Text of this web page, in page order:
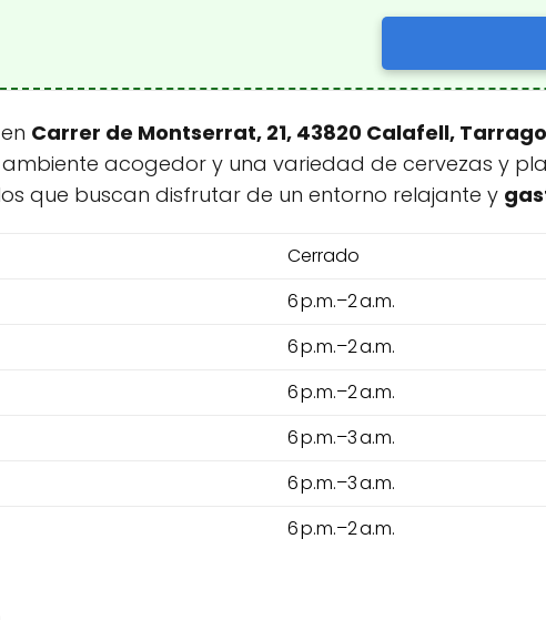
Carrer de Montserrat, 21, 43820 Calafell,
acogedor y una variedad de cervezas y
que buscan disfrutar de un entorno relajante y
Cerrado
6 p.m.–2 a.m.
6 p.m.–2 a.m.
6 p.m.–2 a.m.
6 p.m.–3 a.m.
6 p.m.–3 a.m.
6 p.m.–2 a.m.